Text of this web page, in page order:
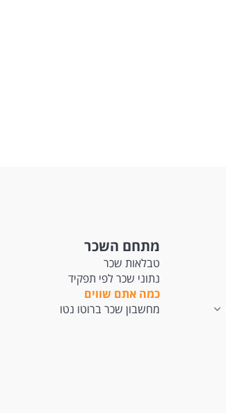
מתחם השכר
טבלאות שכר
נתוני שכר לפי תפקיד
כמה אתם שווים
מחשבון שכר ברוטו נטו